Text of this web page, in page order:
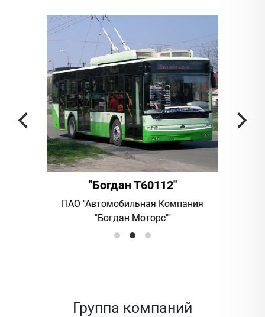
"Богдан Т60112"
ПАО "Автомобильная Компания
"Богдан Моторс""
Группа компаний